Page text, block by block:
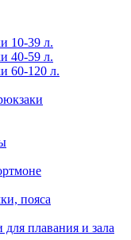
10-39 л.
40-59 л.
60-120 л.
пояса
плавания и зала